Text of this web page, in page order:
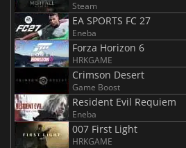
Steam
EA SPORTS FC 27
Eneba
Forza Horizon 6
HRKGAME
Crimson Desert
Game Boost
Resident Evil Requiem
Eneba
007 First Light
HRKGAME